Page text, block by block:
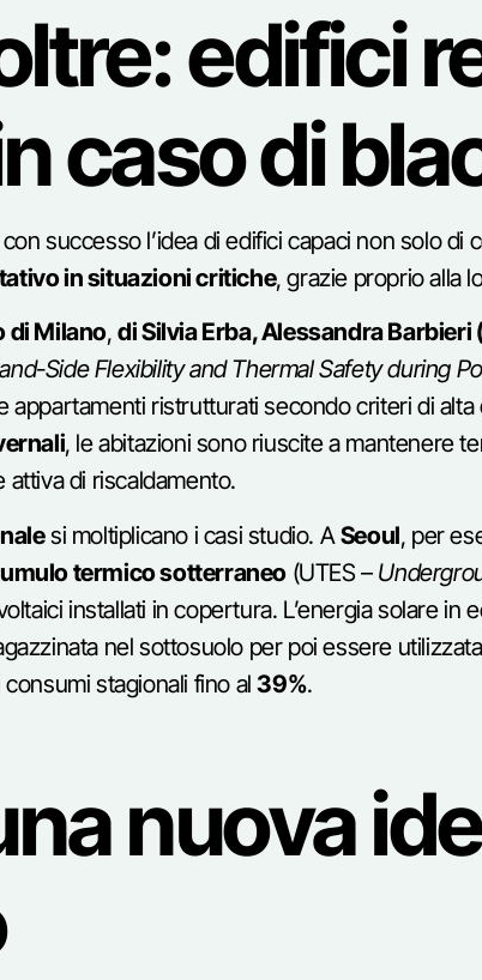
edifici
caso di
successo l’idea di edifici capaci non solo di
in situazioni critiche, grazie proprio alla
di Milano,di Silvia Erba, Alessandra Barbieri
Side Flexibility and Thermal Safety during
appartamenti ristrutturati secondo criteri di
, le abitazioni sono riuscite a mantenere
attiva di riscaldamento.
si moltiplicano i casi studio. A Seoul, per
termico sotterraneo (UTES –
installati in copertura. L’energia solare in
nel sottosuolo per poi essere
stagionali fino al39%.
nuova